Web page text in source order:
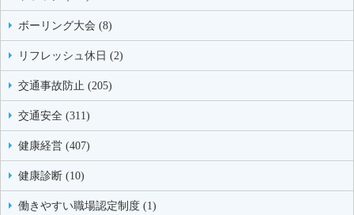
ボーリング大会 (8)
リフレッシュ休日 (2)
交通事故防止 (205)
交通安全 (311)
健康経営 (407)
健康診断 (10)
働きやすい職場認定制度 (1)